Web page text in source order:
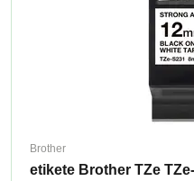
Brother
etikete Brother TZe